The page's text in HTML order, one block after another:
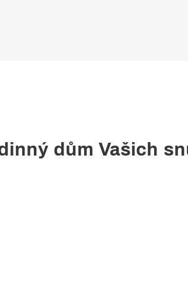
dům Vašich